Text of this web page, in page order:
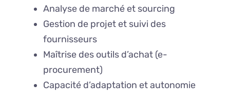
Analyse de marché et sourcing
Gestion de projet et suivi des
fournisseurs
Maîtrise des outils d’achat (e-
procurement)
Capacité d’adaptation et autonomie